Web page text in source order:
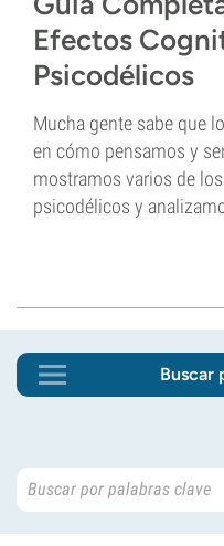
Efectos
Psicodélicos
Mucha gente sabe que
en cómo pensamos y
mostramos varios de
psicodélicos y
Buscar